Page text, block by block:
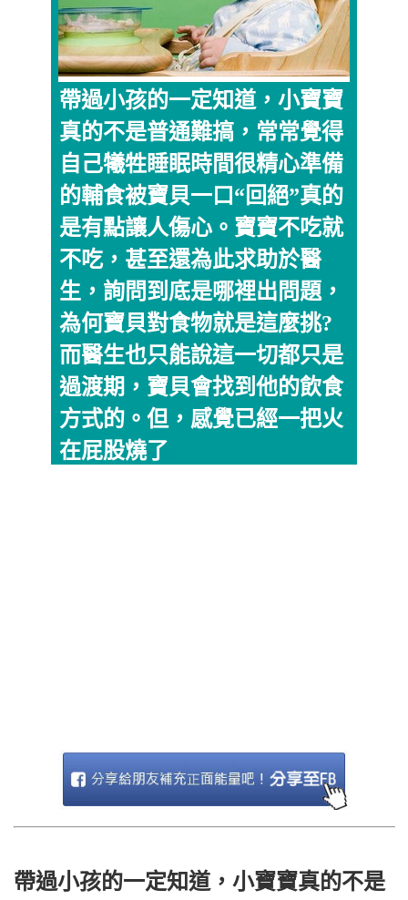
帶過小孩的一定知道，小寶寶
真的不是普通難搞，常常覺得
自己犧牲睡眠時間很精心準備
的輔食被寶貝一口“回絕”真的
是有點讓人傷心。寶寶不吃就
不吃，甚至還為此求助於醫
生，詢問到底是哪裡出問題，
為何寶貝對食物就是這麼挑?
而醫生也只能說這一切都只是
過渡期，寶貝會找到他的飲食
方式的。但，感覺已經一把火
在屁股燒了
帶過小孩的一定知道，小寶寶真的不是